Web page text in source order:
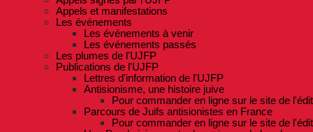
Appels et manifestations
Les événements
Les événements à venir
Les événements passés
Les plumes de l'UJFP
Publications de l'UJFP
Lettres d'information de l'UJFP
Antisionisme, une histoire juive
Pour commander en ligne sur le site de
Parcours de Juifs antisionistes en France
Pour commander en ligne sur le site de